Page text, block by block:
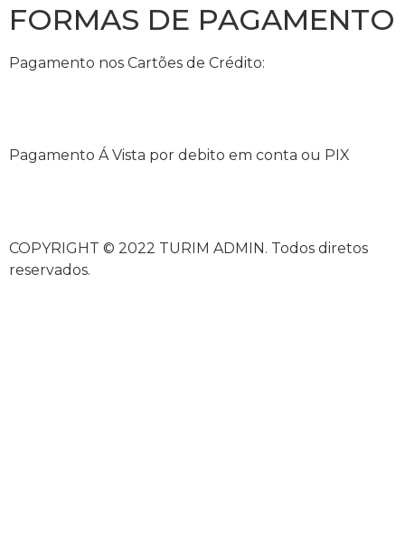
FORMAS DE PAGAMENTO
Pagamento nos Cartões de Crédito:
Pagamento Á Vista por debito em conta ou PIX
COPYRIGHT © 2022 TURIM ADMIN. Todos diretos
reservados.